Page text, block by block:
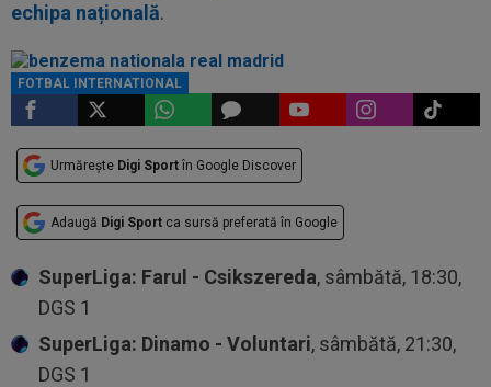
echipa națională.
FOTBAL INTERNATIONAL
Urmărește Digi Sport în Google Discover
Adaugă Digi Sport ca sursă preferată în Google
SuperLiga: Farul - Csikszereda, sâmbătă, 18:30,
DGS 1
SuperLiga: Dinamo - Voluntari, sâmbătă, 21:30,
DGS 1